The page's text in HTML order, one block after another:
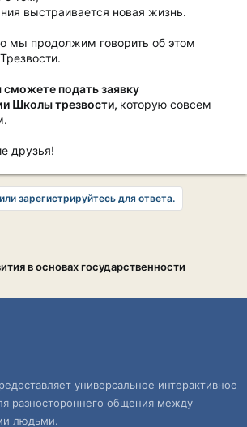
выстраивается новая жизнь.
мы продолжим говорить об этом
подать заявку
Школы трезвости, которую совсем
друзья!
зарегистрируйтесь для ответа.
в основах государственности
универсальное интерактивное
разностороннего общения между
людьми.